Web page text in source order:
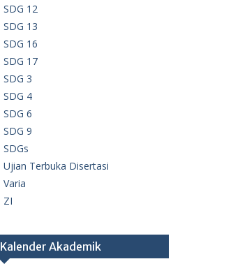
SDG 12
SDG 13
SDG 16
SDG 17
SDG 3
SDG 4
SDG 6
SDG 9
SDGs
Ujian Terbuka Disertasi
Varia
ZI
Kalender Akademik